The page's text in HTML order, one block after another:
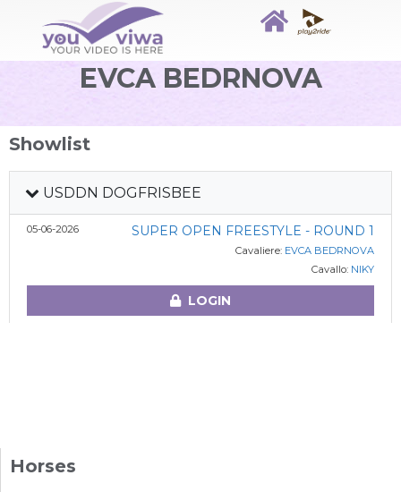
EVCA BEDRNOVA
Showlist
USDDN DOGFRISBEE
05-06-2026 SUPER OPEN FREESTYLE - ROUND 1
Cavaliere: EVCA BEDRNOVA
Cavallo: NIKY
LOGIN
Horses